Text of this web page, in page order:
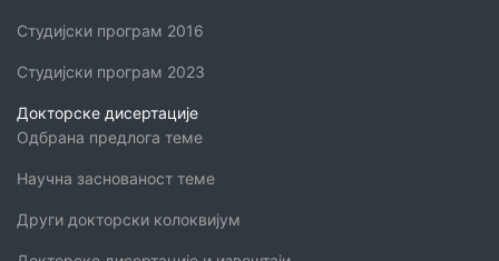
Студијски програм 2016
Студијски програм 2023
Докторске дисертације
Одбрана предлога теме
Научна заснованост теме
Други докторски колоквијум